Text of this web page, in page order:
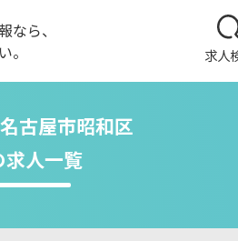
なら、
。
求人
古屋市昭和区
求人一覧